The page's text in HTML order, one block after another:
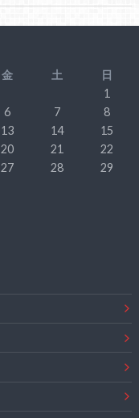
金 土
日
1
6 7
8
13 14
15
20 21
22
27 28
29